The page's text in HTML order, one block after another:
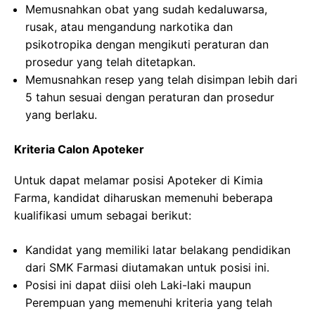
Memusnahkan obat yang sudah kedaluwarsa,
rusak, atau mengandung narkotika dan
psikotropika dengan mengikuti peraturan dan
prosedur yang telah ditetapkan.
Memusnahkan resep yang telah disimpan lebih dari
5 tahun sesuai dengan peraturan dan prosedur
yang berlaku.
Kriteria Calon Apoteker
Untuk dapat melamar posisi Apoteker di Kimia
Farma, kandidat diharuskan memenuhi beberapa
kualifikasi umum sebagai berikut:
Kandidat yang memiliki latar belakang pendidikan
dari SMK Farmasi diutamakan untuk posisi ini.
Posisi ini dapat diisi oleh Laki-laki maupun
Perempuan yang memenuhi kriteria yang telah